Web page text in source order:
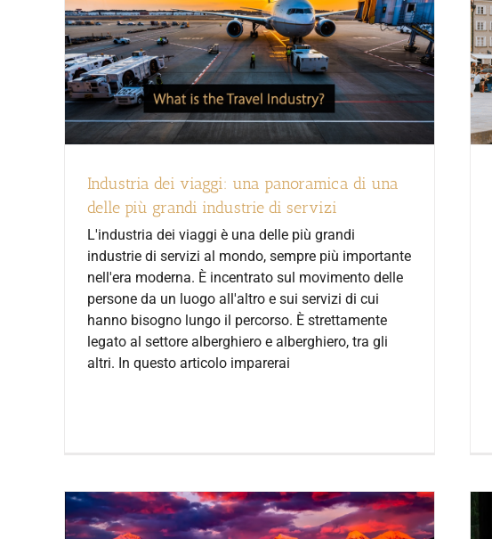
Industria dei viaggi: una panoramica di una
delle più grandi industrie di servizi
L'industria dei viaggi è una delle più grandi
industrie di servizi al mondo, sempre più importante
nell'era moderna. È incentrato sul movimento delle
persone da un luogo all'altro e sui servizi di cui
hanno bisogno lungo il percorso. È strettamente
legato al settore alberghiero e alberghiero, tra gli
altri. In questo articolo imparerai